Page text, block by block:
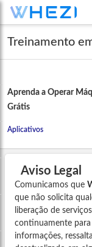
Treinamento
Aprenda a Operar
Grátis
Aplicativos
Aviso Legal
Comunicamos que
que não solicita
liberação de
continuamente
informações,